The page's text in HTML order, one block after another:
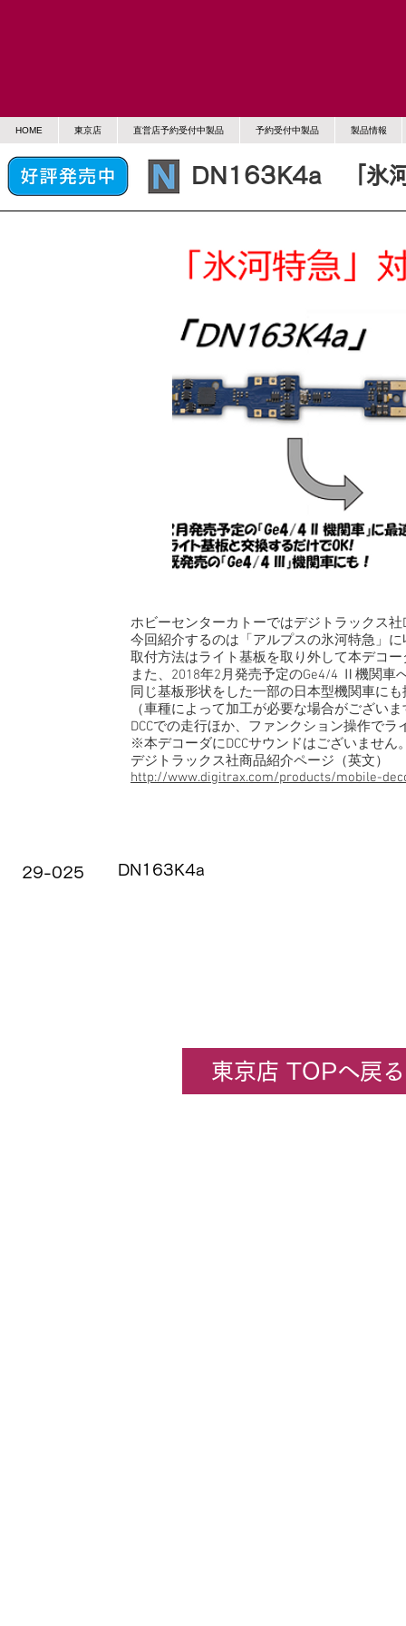
HOME 東京店 直営店予約受付中製品 予約受付中製品 製品情報
DN163K4a 「氷河
ホビーセンターカトーではデジトラックス
今回紹介するのは「アルプスの氷河特急」
取付方法はライト基板を取り外して本デコ
また、2018年2月発売予定のGe4/4 Ⅱ機関車
同じ基板形状をした一部の日本型機関車に
（車種によって加工が必要な場合がござい
DCCでの走行ほか、ファンクション操作で
※本デコーダにDCCサウンドはございません
デジトラックス社商品紹介ページ（英文）
http://www.digitrax.com/products/mobile-
29-025 DN163K4a
東京店 TOPへ戻る